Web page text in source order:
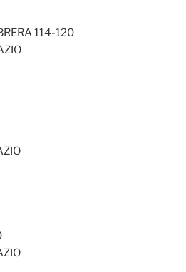
114-120